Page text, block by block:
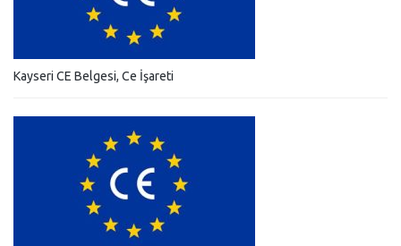
Kayseri CE Belgesi, Ce İşareti